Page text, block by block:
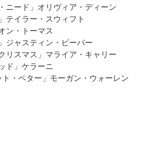
ニード」オリヴィア・ディーン
テイラー・スウィフト
ン・トーマス
ジャスティン・ビーバー
リスマス」マライア・キャリー
ド」ケラーニ
・ベター」モーガン・ウォーレン